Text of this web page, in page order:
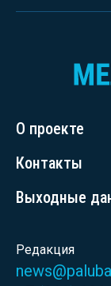
О проекте
Контакты
Выходные
Редакция